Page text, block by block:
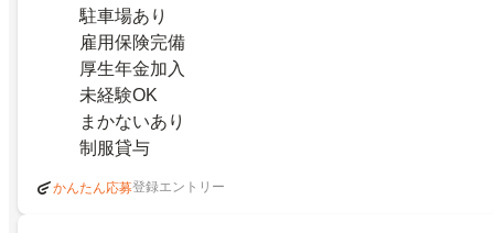
駐車場あり
雇用保険完備
厚生年金加入
未経験OK
まかないあり
制服貸与
かんたん応募登録エントリー